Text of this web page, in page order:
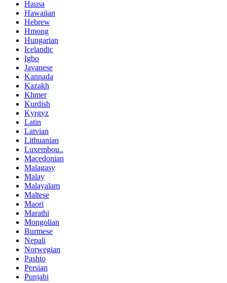
Hausa
Hawaiian
Hebrew
Hmong
Hungarian
Icelandic
Igbo
Javanese
Kannada
Kazakh
Khmer
Kurdish
Kyrgyz
Latin
Latvian
Lithuanian
Luxembou..
Macedonian
Malagasy
Malay
Malayalam
Maltese
Maori
Marathi
Mongolian
Burmese
Nepali
Norwegian
Pashto
Persian
Punjabi